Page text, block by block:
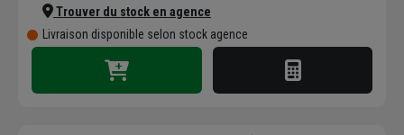
Trouver du stock en agence
Livraison disponible selon stock agence